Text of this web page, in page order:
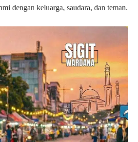
dengan keluarga, saudara, dan teman.